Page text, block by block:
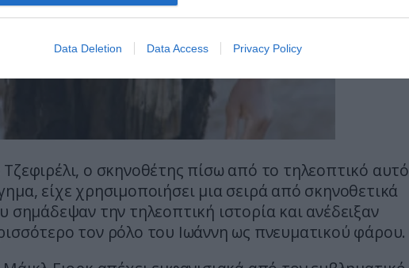
Data Deletion Data Access Privacy Policy
ο σκηνοθέτης πίσω από το τηλεοπτικό αυτό
είχε χρησιμοποιήσει μια σειρά από σκηνοθετικά
σημάδεψαν την τηλεοπτική ιστορία και ανέδειξαν
τον ρόλο του Ιωάννη ως πνευματικού φάρου.